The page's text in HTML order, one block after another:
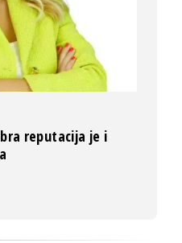
reputacija je i